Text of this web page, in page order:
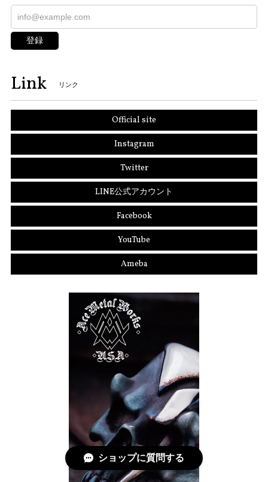
登録
Link リンク
Official site
Instagram
Twitter
LINE公式アカウント
Facebook
YouTube
Ameba
ショップに質問する